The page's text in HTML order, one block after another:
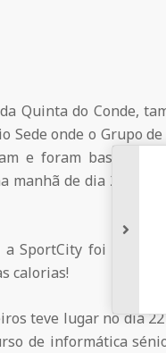
Quinta do Conde,
Sede onde o Grupo
e foram bastante
de dia 20 de
SportCity foi
calorias!
teve lugar no dia
de informática